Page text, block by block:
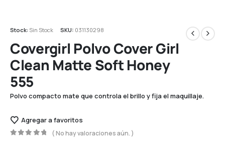
Stock: Sin Stock SKU: 031130298
Covergirl Polvo Cover Girl
Clean Matte Soft Honey
555
Polvo compacto mate que controla el brillo y fija el maquillaje.
Agregar a favoritos
( No hay valoraciones aún. )